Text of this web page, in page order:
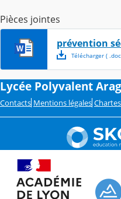
Pièces jointes
prévention
Télécharger( .
Lycée Polyvalent
Contacts Mentions légales